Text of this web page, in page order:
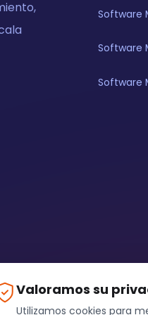
Software
Software
Software
Valoramos su
Utilizamos cookies para